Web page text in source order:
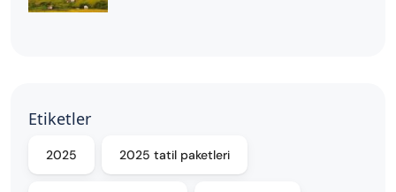
Etiketler
2025 2025 tatil paketleri